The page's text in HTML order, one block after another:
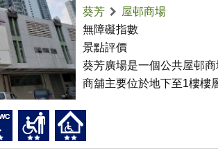
葵芳
屋邨商場
無障礙指數
景點評價
葵芳廣場是一個公共屋邨
商舖主要位於地下至1樓樓